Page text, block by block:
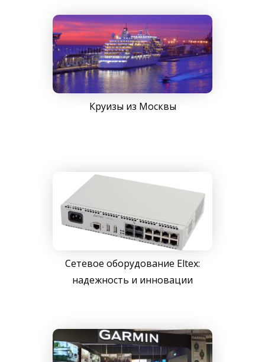
Круизы из Москвы
Сетевое оборудование Eltex:
надежность и инновации